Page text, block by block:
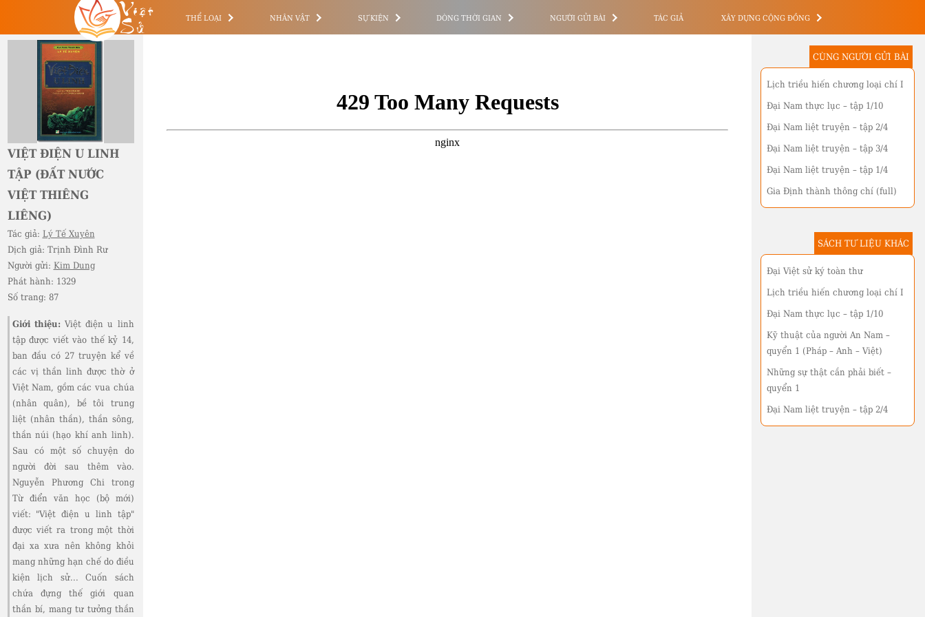
Việt
Sử THỂ LOẠI NHÂN VẬT SỰ KIỆN DÒNG THỜI GIAN NGƯỜI GỬI BÀI TÁC GIẢ XÂY DỰNG CỘNG ĐỒNG
VIỆT ĐIỆN U LINH
TẬP (ĐẤT NƯỚC
VIỆT THIÊNG
LIÊNG)
Tác giả: Lý Tế Xuyên
Dịch giả: Trịnh Đình Rư
Người gửi: Kim Dung
Phát hành: 1329
Số trang: 87
Giới thiệu: Việt điện u linh
tập được viết vào thế kỷ 14,
ban đầu có 27 truyện kể về
các vị thần linh được thờ ở
Việt Nam, gồm các vua chúa
(nhân quân), bề tôi trung
liệt (nhân thần), thần sông,
thần núi (hạo khí anh linh).
Sau có một số chuyện do
người đời sau thêm vào.
Nguyễn Phương Chi trong
Từ điển văn học (bộ mới)
viết: "Việt điện u linh tập"
được viết ra trong một thời
đại xa xưa nên không khỏi
mang những hạn chế do điều
kiện lịch sử... Cuốn sách
chứa đựng thế giới quan
thần bí, mang tư tưởng thần
CÙNG NGƯỜI GỬI BÀI
Lịch triều hiến chương loại chí I
Đại Nam thực lục – tập 1/10
Đại Nam liệt truyện – tập 2/4
Đại Nam liệt truyện – tập 3/4
Đại Nam liệt truyện – tập 1/4
Gia Định thành thông chí (full)
SÁCH TƯ LIỆU KHÁC
Đại Việt sử ký toàn thư
Lịch triều hiến chương loại chí I
Đại Nam thực lục – tập 1/10
Kỹ thuật của người An Nam –
quyển 1 (Pháp – Anh – Việt)
Những sự thật cần phải biết –
quyển 1
Đại Nam liệt truyện – tập 2/4